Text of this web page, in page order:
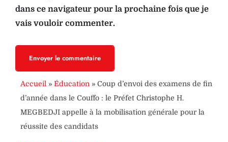
dans ce navigateur pour la prochaine fois que je
vais vouloir commenter.
Envoyer le commentaire
Accueil » Éducation » Coup d’envoi des examens de fin
d’année dans le Couffo : le Préfet Christophe H.
MEGBEDJI appelle à la mobilisation générale pour la
réussite des candidats